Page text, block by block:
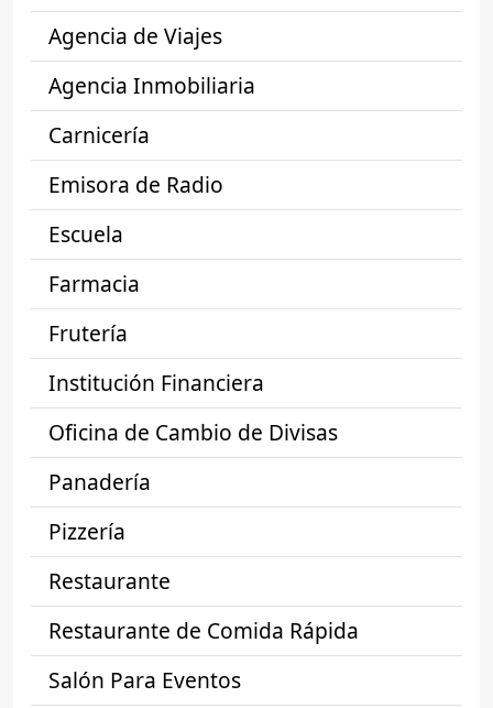
Agencia de Viajes
Agencia Inmobiliaria
Carnicería
Emisora de Radio
Escuela
Farmacia
Frutería
Institución Financiera
Oficina de Cambio de Divisas
Panadería
Pizzería
Restaurante
Restaurante de Comida Rápida
Salón Para Eventos